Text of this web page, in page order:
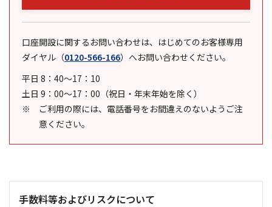
口座開設に関するお問い合わせは、はじめてのお客様専用
ダイヤル （0120-566-166） へお問い合わせください。
平日 8：40～17：10
土日 9：00～17：00（祝日・年末年始を除く）
ご利用の際には、電話番号をお間違えのないようご注
意ください。
手数料等およびリスクについて